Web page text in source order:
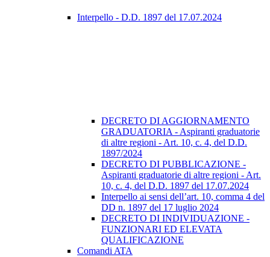
Interpello - D.D. 1897 del 17.07.2024
DECRETO DI AGGIORNAMENTO
GRADUATORIA - Aspiranti graduatorie
di altre regioni - Art. 10, c. 4, del D.D.
1897/2024
DECRETO DI PUBBLICAZIONE -
Aspiranti graduatorie di altre regioni - Art.
10, c. 4, del D.D. 1897 del 17.07.2024
Interpello ai sensi dell’art. 10, comma 4 del
DD n. 1897 del 17 luglio 2024
DECRETO DI INDIVIDUAZIONE -
FUNZIONARI ED ELEVATA
QUALIFICAZIONE
Comandi ATA